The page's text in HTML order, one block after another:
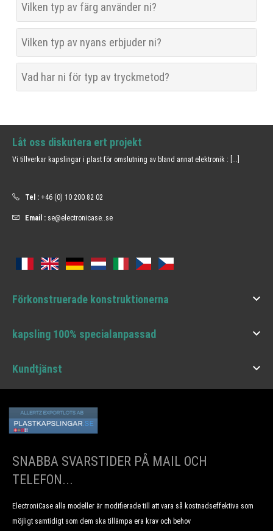
Vilken typ av färg använder ni?
Vilken typ av nyans erbjuder ni?
Vad har ni för typ av tryckmetod?
Låt oss diskutera ert projekt
Vi tillverkar kapslingar i plast för omslutning av bland annat elektronik : [...]
Tel : +46 (0) 10 200 82 02
Email : se@electronicase..se
Förkonstruerade konstruktionerna 
kapsling 100% specialanpassad 
Kundtjänst 
SNABBA SVARSTIDER PÅ MAIL OCH
TELEFON...
ElectroniCase alla modeller är modifierade till att vara så kostnadseffektiva som
möjligt samtidigt som dem ska tillämpa era krav och behov